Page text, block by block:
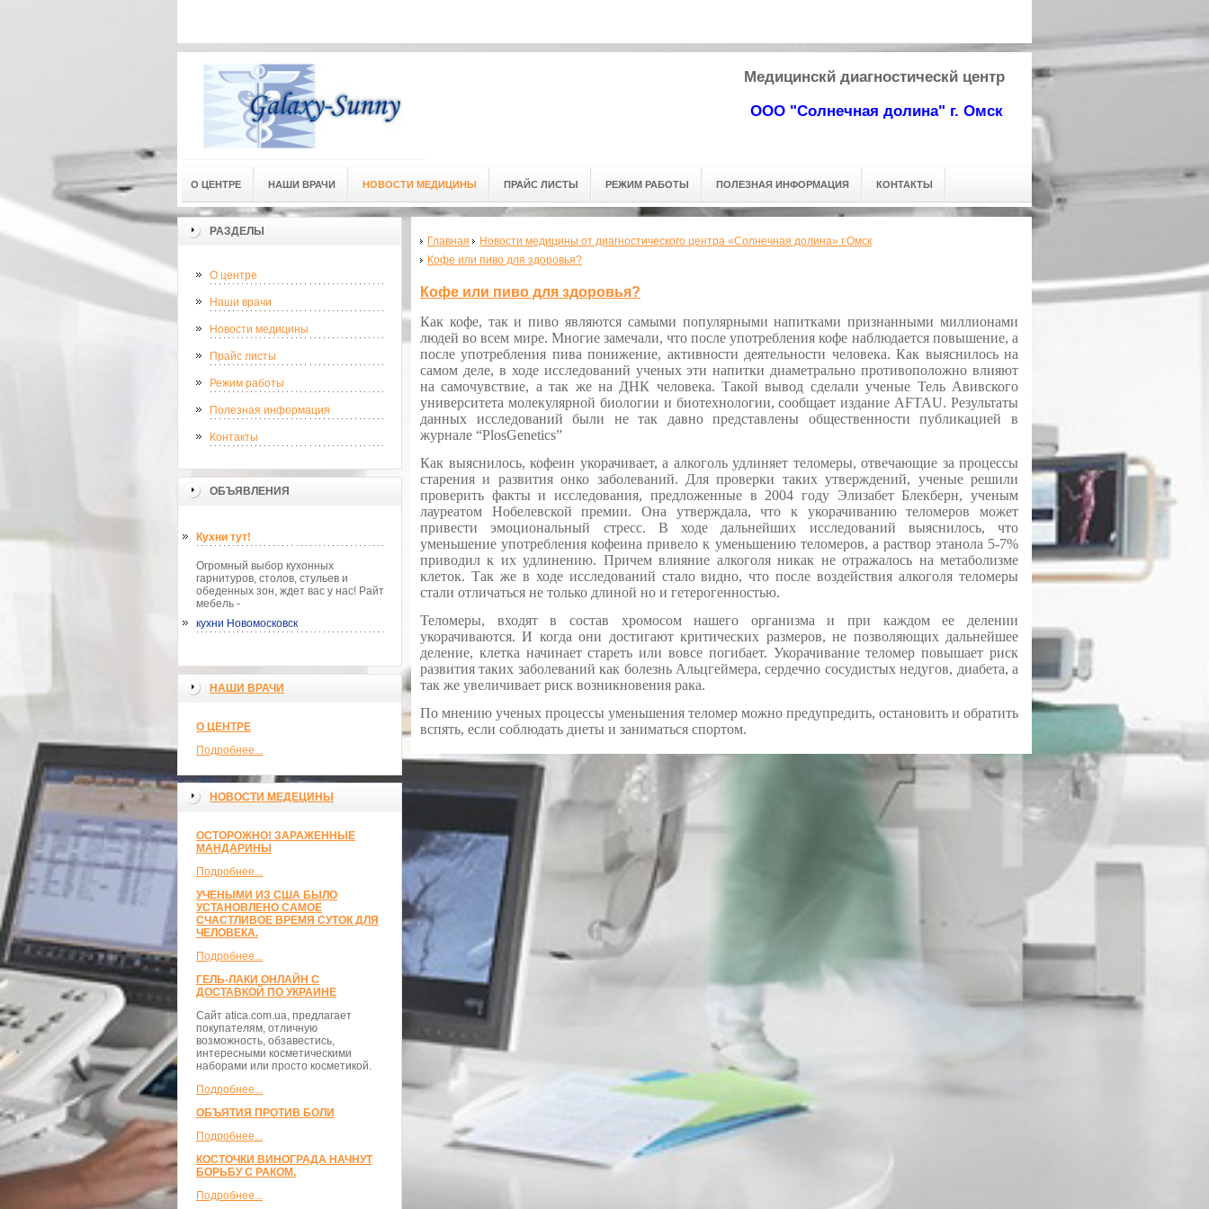
Медицинскй диагностическй центр
ООО "Солнечная долина" г. Омск
О ЦЕНТРЕ НАШИ ВРАЧИ НОВОСТИ МЕДИЦИНЫ ПРАЙС ЛИСТЫ РЕЖИМ РАБОТЫ ПОЛЕЗНАЯ ИНФОРМАЦИЯ КОНТАКТЫ
РАЗДЕЛЫ
О центре
Наши врачи
Новости медицины
Прайс листы
Режим работы
Полезная информация
Контакты
ОБЪЯВЛЕНИЯ
Кухни тут!
Огромный выбор кухонных
гарнитуров, столов, стульев и
обеденных зон, ждет вас у нас! Райт
мебель -
кухни Новомосковск
НАШИ ВРАЧИ
О ЦЕНТРЕ
Подробнее...
НОВОСТИ МЕДЕЦИНЫ
ОСТОРОЖНО! ЗАРАЖЕННЫЕ
МАНДАРИНЫ
Подробнее...
УЧЕНЫМИ ИЗ США БЫЛО
УСТАНОВЛЕНО САМОЕ
СЧАСТЛИВОЕ ВРЕМЯ СУТОК ДЛЯ
ЧЕЛОВЕКА.
Подробнее...
ГЕЛЬ-ЛАКИ ОНЛАЙН С
ДОСТАВКОЙ ПО УКРАИНЕ
Сайт atica.com.ua, предлагает
покупателям, отличную
возможность, обзавестись,
интересными косметическими
наборами или просто косметикой.
Подробнее...
ОБЪЯТИЯ ПРОТИВ БОЛИ
Подробнее...
КОСТОЧКИ ВИНОГРАДА НАЧНУТ
БОРЬБУ С РАКОМ.
Подробнее...
Главная
Новости медицины от диагностического центра «Солнечная долина» г.Омск
Кофе или пиво для здоровья?
Кофе или пиво для здоровья?
Как кофе, так и пиво являются самыми популярными напитками признанными миллионами
людей во всем мире. Многие замечали, что после употребления кофе наблюдается повышение, а
после употребления пива понижение, активности деятельности человека. Как выяснилось на
самом деле, в ходе исследований ученых эти напитки диаметрально противоположно влияют
на самочувствие, а так же на ДНК человека. Такой вывод сделали ученые Тель Авивского
университета молекулярной биологии и биотехнологии, сообщает издание AFTAU. Результаты
данных исследований были не так давно представлены общественности публикацией в
журнале “PlosGenetics”
Как выяснилось, кофеин укорачивает, а алкоголь удлиняет теломеры, отвечающие за процессы
старения и развития онко заболеваний. Для проверки таких утверждений, ученые решили
проверить факты и исследования, предложенные в 2004 году Элизабет Блекберн, ученым
лауреатом Нобелевской премии. Она утверждала, что к укорачиванию теломеров может
привести эмоциональный стресс. В ходе дальнейших исследований выяснилось, что
уменьшение употребления кофеина привело к уменьшению теломеров, а раствор этанола 5-7%
приводил к их удлинению. Причем влияние алкоголя никак не отражалось на метаболизме
клеток. Так же в ходе исследований стало видно, что после воздействия алкоголя теломеры
стали отличаться не только длиной но и гетерогенностью.
Теломеры, входят в состав хромосом нашего организма и при каждом ее делении
укорачиваются. И когда они достигают критических размеров, не позволяющих дальнейшее
деление, клетка начинает стареть или вовсе погибает. Укорачивание теломер повышает риск
развития таких заболеваний как болезнь Альцгеймера, сердечно сосудистых недугов, диабета, а
так же увеличивает риск возникновения рака.
По мнению ученых процессы уменьшения теломер можно предупредить, остановить и обратить
вспять, если соблюдать диеты и заниматься спортом.